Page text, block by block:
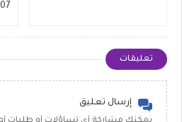
تعليقات
إرسال تعليق